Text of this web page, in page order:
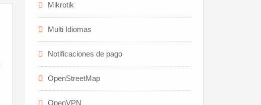
Mikrotik
Multi Idiomas
Notificaciones de pago
OpenStreetMap
OpenVPN